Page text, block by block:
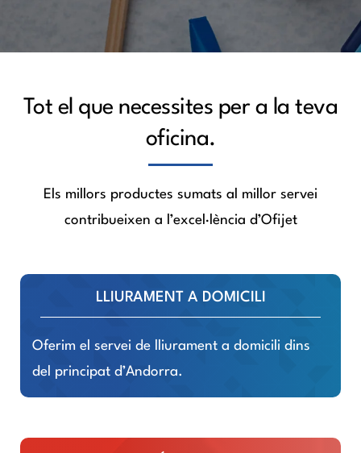
Tot el que necessites per a la teva
oficina.
Els millors productes sumats al millor servei
contribueixen a l’excel·lència d’Ofijet
LLIURAMENT A DOMICILI
Oferim el servei de lliurament a domicili dins
del principat d’Andorra.